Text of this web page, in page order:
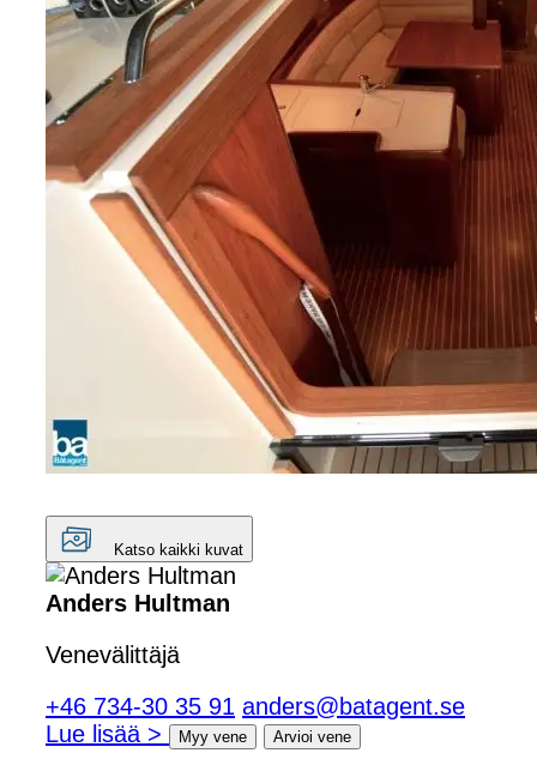
Katso kaikki kuvat
Anders Hultman
Venevälittäjä
+46 734-30 35 91 anders@batagent.se
Lue lisää >
Myy vene Arvioi vene